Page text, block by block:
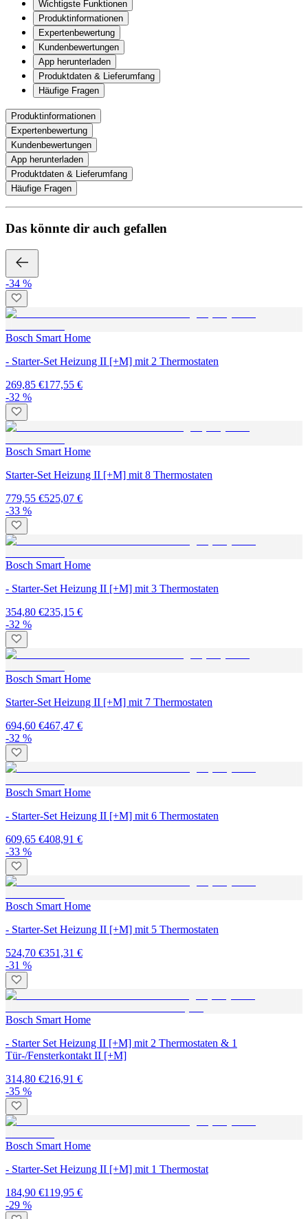
Wichtigste Funktionen
Produktinformationen
Expertenbewertung
Kundenbewertungen
App herunterladen
Produktdaten & Lieferumfang
Häufige Fragen
Produktinformationen
Expertenbewertung
Kundenbewertungen
App herunterladen
Produktdaten & Lieferumfang
Häufige Fragen
Das könnte dir auch gefallen
-34 %
Bosch Smart Home
- Starter-Set Heizung II [+M] mit 2 Thermostaten
269,85 €177,55 €
-32 %
Bosch Smart Home
Starter-Set Heizung II [+M] mit 8 Thermostaten
779,55 €525,07 €
-33 %
Bosch Smart Home
- Starter-Set Heizung II [+M] mit 3 Thermostaten
354,80 €235,15 €
-32 %
Bosch Smart Home
Starter-Set Heizung II [+M] mit 7 Thermostaten
694,60 €467,47 €
-32 %
Bosch Smart Home
- Starter-Set Heizung II [+M] mit 6 Thermostaten
609,65 €408,91 €
-33 %
Bosch Smart Home
- Starter-Set Heizung II [+M] mit 5 Thermostaten
524,70 €351,31 €
-31 %
Bosch Smart Home
- Starter Set Heizung II [+M] mit 2 Thermostaten & 1
Tür-/Fensterkontakt II [+M]
314,80 €216,91 €
-35 %
Bosch Smart Home
- Starter-Set Heizung II [+M] mit 1 Thermostat
184,90 €119,95 €
-29 %